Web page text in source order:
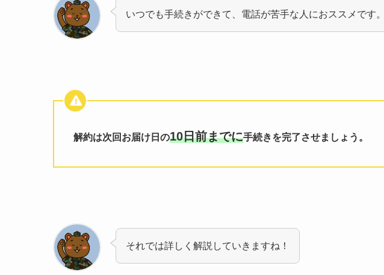
いつでも手続きができて、電話が苦手な人におススメです。
解約は次回お届け日の10日前までに手続きを完了させましょう。
それでは詳しく解説していきますね！